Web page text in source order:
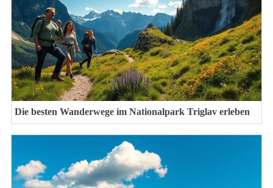
Die besten Wanderwege im Nationalpark Triglav erleben